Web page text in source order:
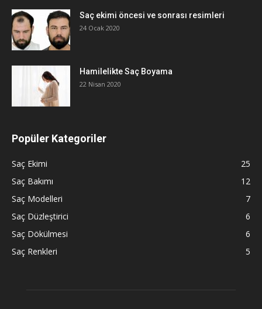
Saç ekimi öncesi ve sonrası resimleri
24 Ocak 2020
Hamilelikte Saç Boyama
22 Nisan 2020
Popüler Kategoriler
Saç Ekimi
25
Saç Bakımı
12
Saç Modelleri
7
Saç Düzleştirici
6
Saç Dökülmesi
6
Saç Renkleri
5